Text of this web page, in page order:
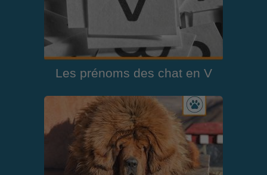
Les prénoms des chat en V